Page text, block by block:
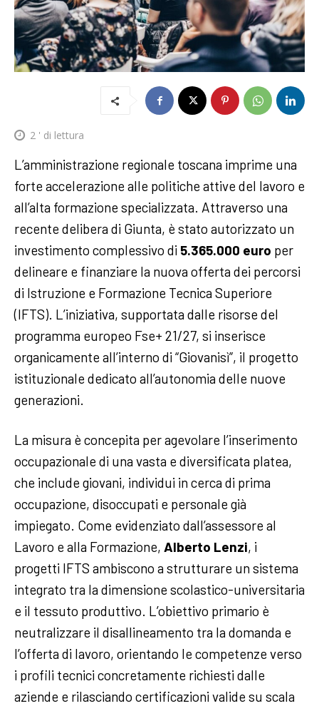
2 ' di lettura
L’amministrazione regionale toscana imprime una
forte accelerazione alle politiche attive del lavoro e
all’alta formazione specializzata. Attraverso una
recente delibera di Giunta, è stato autorizzato un
investimento complessivo di 5.365.000 euro per
delineare e finanziare la nuova offerta dei percorsi
di Istruzione e Formazione Tecnica Superiore
(IFTS). L’iniziativa, supportata dalle risorse del
programma europeo Fse+ 21/27, si inserisce
organicamente all’interno di “Giovanisì”, il progetto
istituzionale dedicato all’autonomia delle nuove
generazioni.
La misura è concepita per agevolare l’inserimento
occupazionale di una vasta e diversificata platea,
che include giovani, individui in cerca di prima
occupazione, disoccupati e personale già
impiegato. Come evidenziato dall’assessore al
Lavoro e alla Formazione, Alberto Lenzi, i
progetti IFTS ambiscono a strutturare un sistema
integrato tra la dimensione scolastico-universitaria
e il tessuto produttivo. L’obiettivo primario è
neutralizzare il disallineamento tra la domanda e
l’offerta di lavoro, orientando le competenze verso
i profili tecnici concretamente richiesti dalle
aziende e rilasciando certificazioni valide su scala